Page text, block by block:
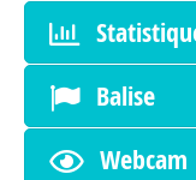
Balise
Webcam